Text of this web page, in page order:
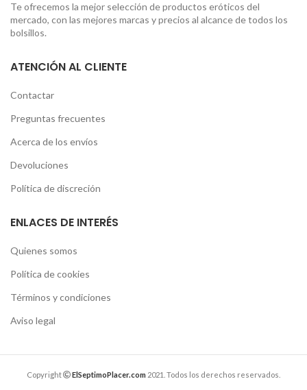
Te ofrecemos la mejor selección de productos eróticos del
mercado, con las mejores marcas y precios al alcance de todos los
bolsillos.
ATENCIÓN AL CLIENTE
Contactar
Preguntas frecuentes
Acerca de los envíos
Devoluciones
Política de discreción
ENLACES DE INTERÉS
Quienes somos
Política de cookies
Términos y condiciones
Aviso legal
Copyright ElSeptimoPlacer.com 2021. Todos los derechos reservados.